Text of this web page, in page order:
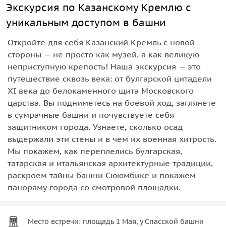
Экскурсия по Казанскому Кремлю с
уникальным доступом в башни
Откройте для себя Казанский Кремль с новой
стороны — не просто как музей, а как великую
неприступную крепость! Наша экскурсия — это
путешествие сквозь века: от булгарской цитадели
XI века до белокаменного щита Московского
царства. Вы подниметесь на боевой ход, заглянете
в сумрачные башни и почувствуете себя
защитником города. Узнаете, сколько осад
выдержали эти стены и в чем их военная хитрость.
Мы покажем, как переплелись булгарская,
татарская и итальянская архитектурные традиции,
раскроем тайны башни Сююмбике и покажем
панораму города со смотровой площадки.
Место встречи: площадь 1 Мая, у Спасской башни